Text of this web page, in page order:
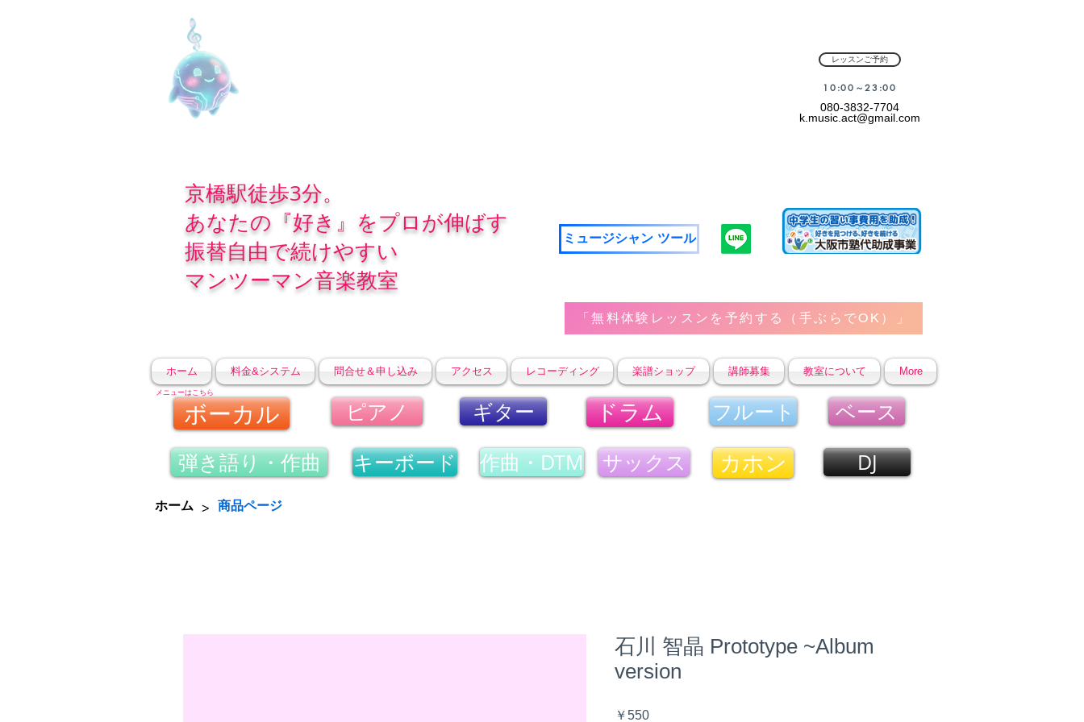
京橋駅徒歩3分。
あなたの『好き』をプロが伸ばす
振替自由で続けやすい
マンツーマン音楽教室
レッスンご予約
080-3832-7704
k.music.act@gmail.com
​10:00～23:00
ミュージシャン ツール
「無料体験レッスンを予約する（手ぶらでOK）」
ホーム 料金&システム 問合せ＆申し込み アクセス レコーディング 楽譜ショップ 講師募集 教室について More
メニューはこちら
ボーカル
弾き語り・作曲
ピアノ
キーボード
ギター
作曲・DTM
ドラム
サックス
フルート
カホン
ベース
DJ
ホーム > 商品ページ
石川 智晶 Prototype ~Album
version
￥550価